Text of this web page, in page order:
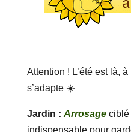
Attention ! L’été est là,
s’adapte ☀️
Jardin : Arrosageciblé